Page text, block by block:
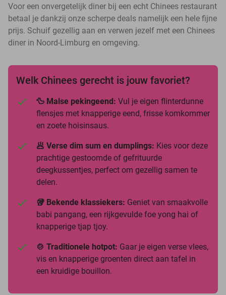
Voor een onvergetelijk diner bij een echt Chinees restaurant
betaal je dankzij onze scherpe deals namelijk een hele fijne
prijs. Schuif gezellig aan en verwen jezelf met een Chinees
diner in Noord-Limburg en omgeving.
Welk Chinees gerecht is jouw favoriet?
🦆 Malse pekingeend: Vul je eigen flinterdunne
flensjes met knapperige eend, frisse komkommer
en zoete hoisinsaus.
🥟 Verse dim sum en dumplings: Kies voor deze
prachtige gestoomde of gefrituurde
deegkussentjes, perfect om gezellig samen te
delen.
🥡 Bekende klassiekers: Geniet van smaakvolle
babi pangang, een rijkgevulde foe yong hai of
knapperige tjap tjoy.
🍲 Traditionele hotpot: Gaar je eigen verse vlees,
vis en knapperige groenten direct aan tafel in
een kruidige bouillon.